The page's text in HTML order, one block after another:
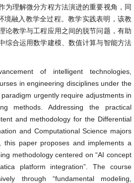
为理解微分方程方法演进的重要视角，同
境融入教学全过程。教学实践表明，该教
论教学与工程应用之间的脱节问题，有助
综合运用数学建模、数值计算与智能方法
of intelligent technologies,
in engineering disciplines under the
urgently require adjustments in
methods. Addressing the practical
and methodology for the Differential
and Computational Science majors
this paper proposes and implements a
methodology centered on “AI concept
platform integration”. The course
through “fundamental modeling,